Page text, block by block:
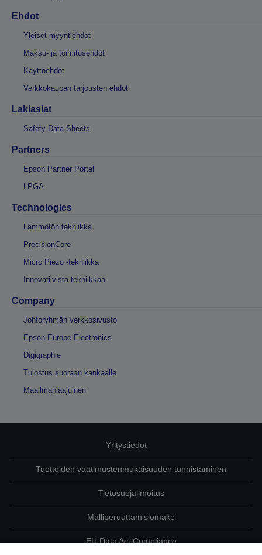
Ehdot
Yleiset myyntiehdot
Maksu- ja toimitusehdot
Käyttöehdot
Verkkokaupan tarjousten ehdot
Lakiasiat
Safety Data Sheets
Partners
Epson Partner Portal
LPGA
Technologies
Lämmötön tekniikka
PrecisionCore
Micro Piezo -tekniikka
Innovatiivista tekniikkaa
Company
Johtoryhmän verkkosivusto
Epson Europe Electronics
Digigraphie
Tulostus suoraan kankaalle
Maailmanlaajuinen
Yritystiedot
Tuotteiden vaatimustenmukaisuuden tunnistaminen
Tietosuojailmoitus
Malliperuuttamislomake
EU Data Act Compliance